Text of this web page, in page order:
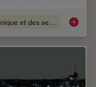
Industrie électronique et des semi-conducteurs